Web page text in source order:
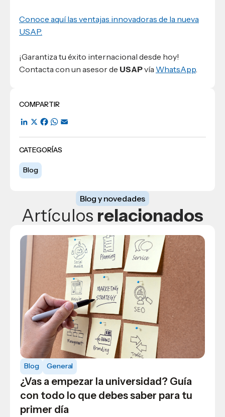
COMPARTIR
LinkedIn
X Facebook
WhatsApp
CATEGORÍAS
Blog
Conoce aquí las ventajas innovadoras de la nueva
USAP.
¡Garantiza tu éxito internacional desde hoy!
Contacta con un asesor de USAPvía WhatsApp.
Blog y novedades
Artículos relacionados
Blog General
¿Vas a empezar la universidad? Guía
con todo lo que debes saber para tu
primer día
Blog USAP
Estas son las instituciones de
prestigio con las que USAP tiene
vinculación externa
Blog USAP
Estudiantes de Ciencias de la
Comunicación de USAP visitan la UCA